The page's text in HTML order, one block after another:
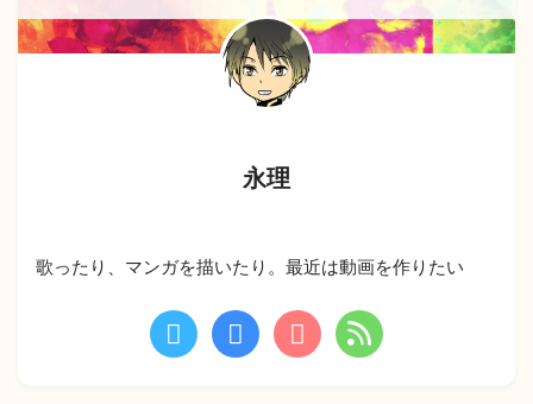
永理
歌ったり、マンガを描いたり。最近は動画を作りたい